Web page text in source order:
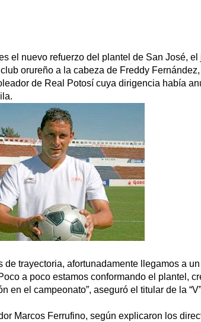
el nuevo refuerzo del plantel de San José, el
orureño a la cabeza de Freddy
de Real Potosí cuya dirigencia había
trayectoria, afortunadamente llegamos a
a poco estamos conformando el plantel,
en el campeonato”, aseguró el titular de la
Marcos Ferrufino, según explicaron los